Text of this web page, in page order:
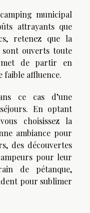
municipal
attrayants que
retenez que la
ouverts toute
de partir en
faible affluence.
ce cas d’une
En optant
choisissez la
ambiance pour
des découvertes
pour leur
de pétanque,
pour sublimer